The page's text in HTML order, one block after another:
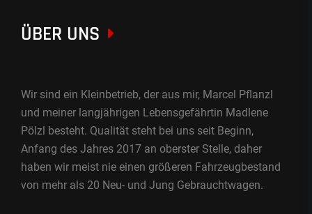
ÜBER UNS
Wir sind ein Kleinbetrieb, der aus mir, Marcel Pflanzl
und meiner langjährigen Lebensgefährtin Madlene
Pölzl besteht. Qualität steht bei uns seit Beginn,
Anfang des Jahres 2017 an oberster Stelle, daher
haben wir meist nie einen größeren Fahrzeugbestand
von mehr als 20 Neu- und Jung Gebrauchtwagen.